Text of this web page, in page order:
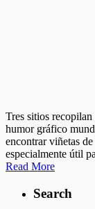
Tres sitios
humor gráfico
encontrar viñetas
especialmente útil
Read More
Search